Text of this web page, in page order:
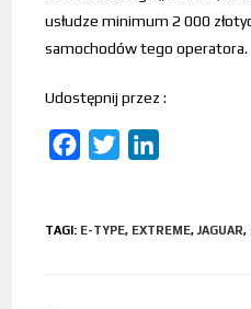
usłudze minimum 2 000
samochodów tego operatora.
Udostępnij przez :
e
t
k
TAGI : E-TYPE, EXTREME, JAGUAR,